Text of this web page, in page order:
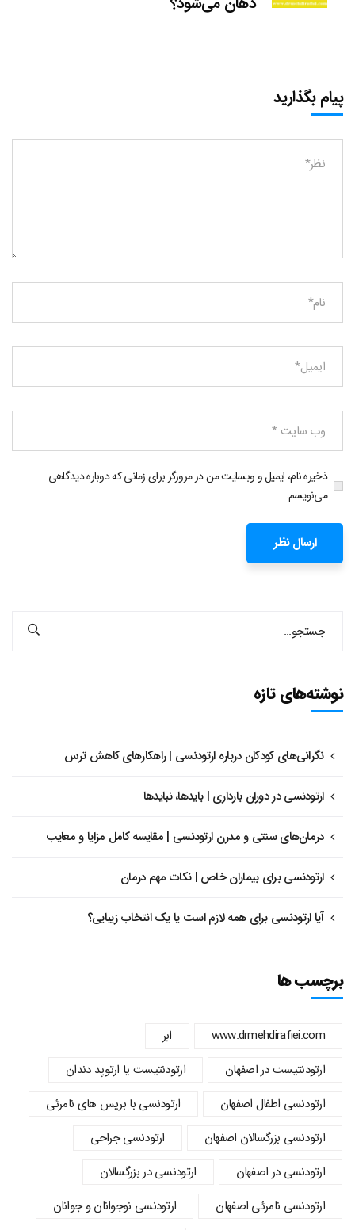
پیام بگذارید
ذخیره نام، ایمیل و وبسایت من در مرورگر برای زمانی که دوباره دیدگاهی
می‌نویسم.
نوشته‌های تازه
نگرانی‌های کودکان درباره ارتودنسی | راهکارهای کاهش ترس
ارتودنسی در دوران بارداری | بایدها، نبایدها
درمان‌های سنتی و مدرن ارتودنسی | مقایسه کامل مزایا و معایب
ارتودنسی برای بیماران خاص | نکات مهم درمان
آیا ارتودنسی برای همه لازم است یا یک انتخاب زیبایی؟
برچسب ها
www.drmehdirafiei.com
ابر
ارتودنتیست در اصفهان
ارتودنتیست یا ارتوپد دندان
ارتودنسي اطفال اصفهان
ارتودنسی با بریس های نامرئی
ارتودنسی بزرگسالان اصفهان
ارتودنسی جراحی
ارتودنسی در اصفهان
ارتودنسی در بزرگسالان
ارتودنسی نامرئی اصفهان
ارتودنسی نوجوانان و جوانان